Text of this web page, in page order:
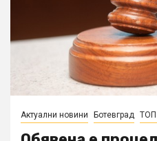
Актуални новини Ботевград ТОП